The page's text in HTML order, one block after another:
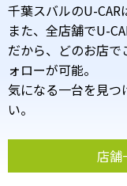
千葉スバルのU-CAR
また、全店舗でU-
だから、どのお店
ォローが可能。
気になる一台を見つ
い。
店舗